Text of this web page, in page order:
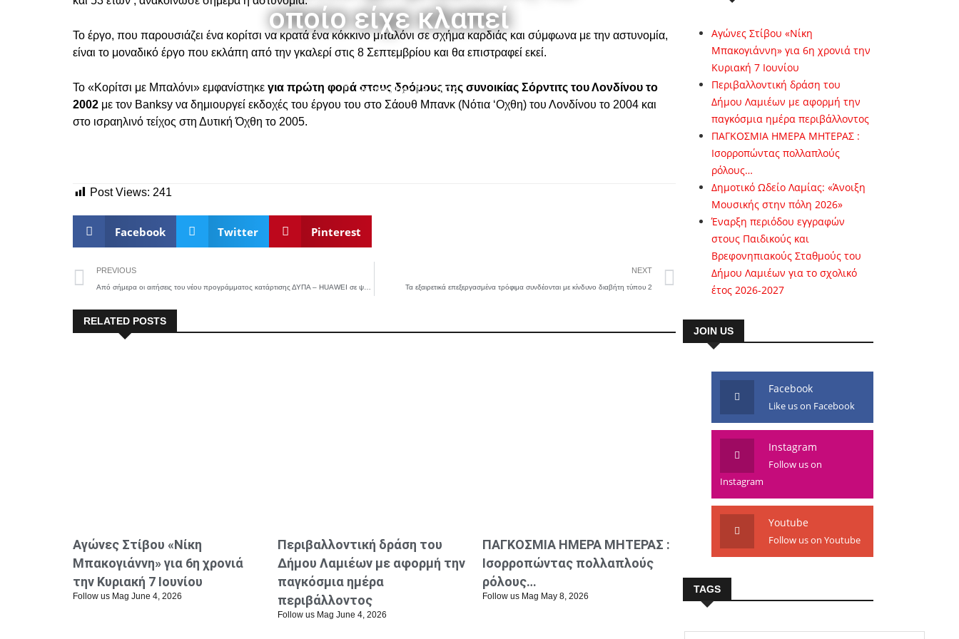
September 13, 2024
οποίο είχε κλαπεί
Το έργο, που παρουσιάζει ένα κορίτσι να κρατά ένα κόκκινο μπαλόνι σε σχήμα καρδιάς και σύμφωνα με την αστυνομία,
είναι το μοναδικό έργο που εκλάπη από την γκαλερί στις 8 Σεπτεμβρίου και θα επιστραφεί εκεί.
Το «Κορίτσι με Μπαλόνι» εμφανίστηκε για πρώτη φορά στους δρόμους της συνοικίας Σόρντιτς του Λονδίνου το
2002 με τον Banksy να δημιουργεί εκδοχές του έργου του στο Σάουθ Μπανκ (Νότια ‘Οχθη) του Λονδίνου το 2004 και
στο ισραηλινό τείχος στη Δυτική Όχθη το 2005.
Post Views: 241
Facebook Twitter Pinterest
PREVIOUS NEXT
Τα εξαιρετικά επεξεργασμένα τρόφιμα συνδέονται με κίνδυνο διαβήτη τύπου 2
RELATED POSTS
Αγώνες Στίβου «Νίκη
Μπακογιάννη» για 6η χρονιά
την Κυριακή 7 Ιουνίου
Follow us Mag June 4, 2026
Περιβαλλοντική δράση του
Δήμου Λαμιέων με αφορμή την
παγκόσμια ημέρα
περιβάλλοντος
Follow us Mag June 4, 2026
ΠΑΓΚΟΣΜΙΑ ΗΜΕΡΑ ΜΗΤΕΡΑΣ :
Ισορροπώντας πολλαπλούς
ρόλους…
Follow us Mag May 8, 2026
Αγώνες Στίβου «Νίκη
Μπακογιάννη» για 6η χρονιά την
Κυριακή 7 Ιουνίου
Περιβαλλοντική δράση του
Δήμου Λαμιέων με αφορμή την
παγκόσμια ημέρα περιβάλλοντος
ΠΑΓΚΟΣΜΙΑ ΗΜΕΡΑ ΜΗΤΕΡΑΣ :
Ισορροπώντας πολλαπλούς
ρόλους…
Δημοτικό Ωδείο Λαμίας: «Άνοιξη
Μουσικής στην πόλη 2026»
Έναρξη περιόδου εγγραφών
στους Παιδικούς και
Βρεφονηπιακούς Σταθμούς του
Δήμου Λαμιέων για το σχολικό
έτος 2026-2027
JOIN US
Facebook
Like us on Facebook
Instagram
Follow us on
Instagram
Youtube
Follow us on Youtube
TAGS